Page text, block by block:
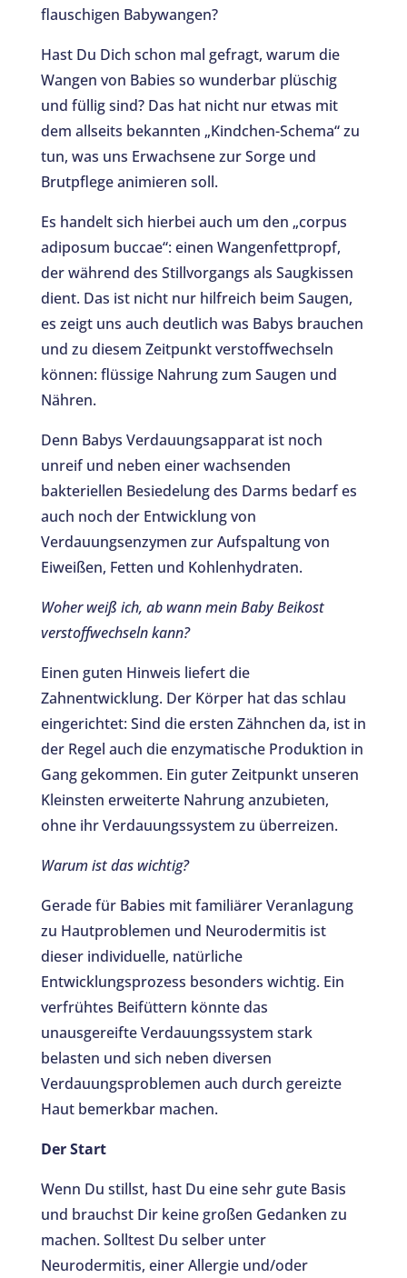
flauschigen Babywangen?
Hast Du Dich schon mal gefragt, warum die
Wangen von Babies so wunderbar plüschig
und füllig sind? Das hat nicht nur etwas mit
dem allseits bekannten „Kindchen-Schema“ zu
tun, was uns Erwachsene zur Sorge und
Brutpflege animieren soll.
Es handelt sich hierbei auch um den „corpus
adiposum buccae“: einen Wangenfettpropf,
der während des Stillvorgangs als Saugkissen
dient. Das ist nicht nur hilfreich beim Saugen,
es zeigt uns auch deutlich was Babys brauchen
und zu diesem Zeitpunkt verstoffwechseln
können: flüssige Nahrung zum Saugen und
Nähren.
Denn Babys Verdauungsapparat ist noch
unreif und neben einer wachsenden
bakteriellen Besiedelung des Darms bedarf es
auch noch der Entwicklung von
Verdauungsenzymen zur Aufspaltung von
Eiweißen, Fetten und Kohlenhydraten.
Woher weiß ich, ab wann mein Baby Beikost
verstoffwechseln kann?
Einen guten Hinweis liefert die
Zahnentwicklung. Der Körper hat das schlau
eingerichtet: Sind die ersten Zähnchen da, ist in
der Regel auch die enzymatische Produktion in
Gang gekommen. Ein guter Zeitpunkt unseren
Kleinsten erweiterte Nahrung anzubieten,
ohne ihr Verdauungssystem zu überreizen.
Warum ist das wichtig?
Gerade für Babies mit familiärer Veranlagung
zu Hautproblemen und Neurodermitis ist
dieser individuelle, natürliche
Entwicklungsprozess besonders wichtig. Ein
verfrühtes Beifüttern könnte das
unausgereifte Verdauungssystem stark
belasten und sich neben diversen
Verdauungsproblemen auch durch gereizte
Haut bemerkbar machen.
Der Start
Wenn Du stillst, hast Du eine sehr gute Basis
und brauchst Dir keine großen Gedanken zu
machen. Solltest Du selber unter
Neurodermitis, einer Allergie und/oder